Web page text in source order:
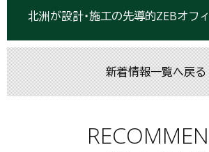
新着情報一覧へ戻る